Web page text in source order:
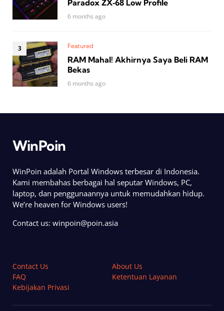
Paradox ZX‑68 Low Profile
6 months ago
Featured
RAM Mahal! Akhirnya Saya Beli RAM
Bekas
6 months ago
WinPoin
WinPoin adalah Portal Windows terbesar di Indonesia.
Kami membahas berbagai hal seputar Windows, PC,
laptop, dan penggunaannya untuk memudahkan hidup.
We’re heaven for Windows users!
Contact us: winpoin@poin.asia
Contact Us
About Us
FAQ
Ketentuan Layanan
Kebijakan Privasi